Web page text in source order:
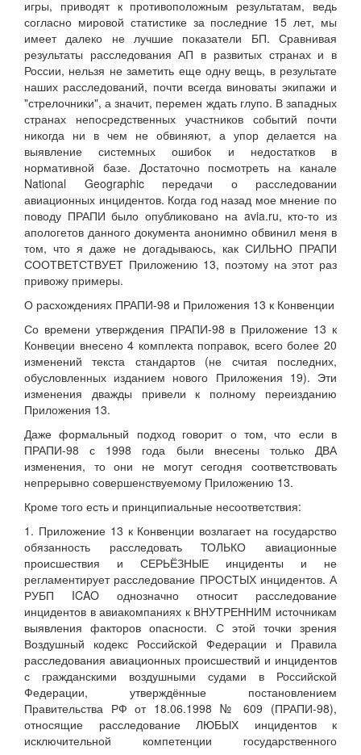
игры, приводят к противоположным результатам, ведь
согласно мировой статистике за последние 15 лет, мы
имеет далеко не лучшие показатели БП. Сравнивая
результаты расследования АП в развитых странах и в
России, нельзя не заметить еще одну вещь, в результате
наших расследований, почти всегда виноваты экипажи и
"стрелочники", а значит, перемен ждать глупо. В западных
странах непосредственных участников событий почти
никогда ни в чем не обвиняют, а упор делается на
выявление системных ошибок и недостатков в
нормативной базе. Достаточно посмотреть на канале
National Geographic передачи о расследовании
авиационных инцидентов. Когда год назад мое мнение по
поводу ПРАПИ было опубликовано на avia.ru, кто-то из
апологетов данного документа анонимно обвинил меня в
том, что я даже не догадываюсь, как СИЛЬНО ПРАПИ
СООТВЕТСТВУЕТ Приложению 13, поэтому на этот раз
привожу примеры.
О расхождениях ПРАПИ-98 и Приложения 13 к Конвенции
Со времени утверждения ПРАПИ-98 в Приложение 13 к
Конвеции внесено 4 комплекта поправок, всего более 20
изменений текста стандартов (не считая последних,
обусловленных изданием нового Приложения 19). Эти
изменения дважды привели к полному переизданию
Приложения 13.
Даже формальный подход говорит о том, что если в
ПРАПИ-98 с 1998 года были внесены только ДВА
изменения, то они не могут сегодня соответствовать
непрерывно совершенствуемому Приложению 13.
Кроме того есть и принципиальные несоответствия:
1. Приложение 13 к Конвенции возлагает на государство
обязанность расследовать ТОЛЬКО авиационные
происшествия и СЕРЬЁЗНЫЕ инциденты и не
регламентирует расследование ПРОСТЫХ инцидентов. А
РУБП ICAO однозначно относит расследование
инцидентов в авиакомпаниях к ВНУТРЕННИМ источникам
выявления факторов опасности. С этой точки зрения
Воздушный кодекс Российской Федерации и Правила
расследования авиационных происшествий и инцидентов
с гражданскими воздушными судами в Российской
Федерации, утверждённые постановлением
Правительства РФ от 18.06.1998 № 609 (ПРАПИ-98),
относящие расследование ЛЮБЫХ инцидентов к
исключительной компетенции государственного